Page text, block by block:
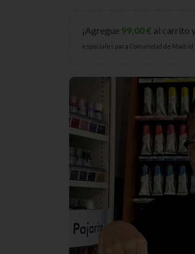
¡Agregue 99,00€ al carrito
especiales para Comunidad de Madrid